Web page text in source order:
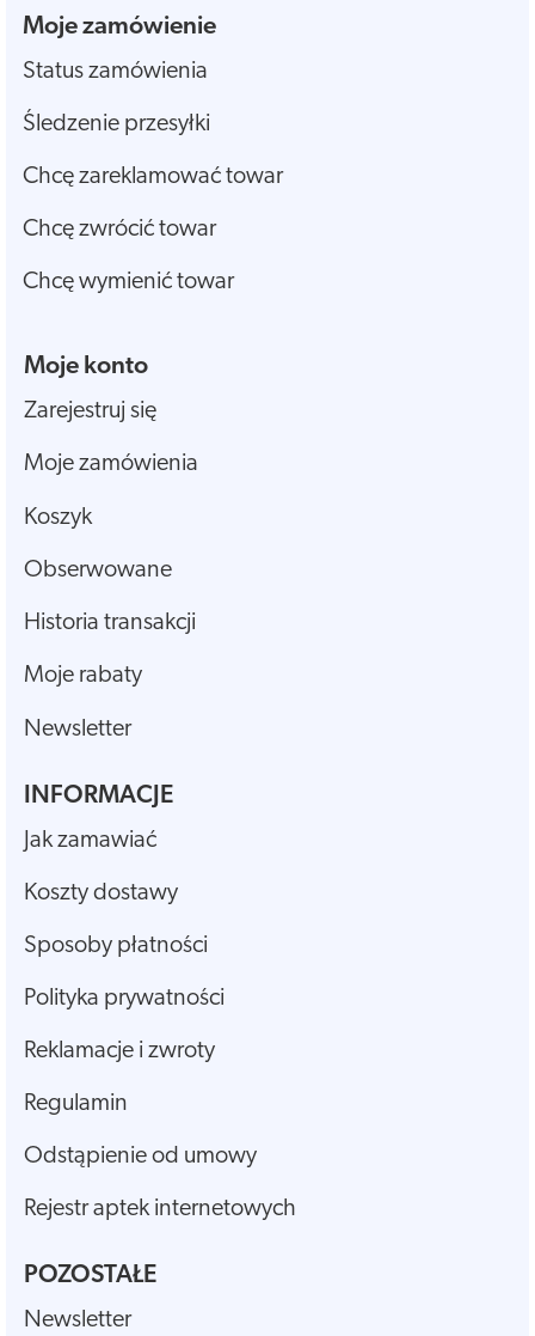
Moje zamówienie
Status zamówienia
Śledzenie przesyłki
Chcę zareklamować towar
Chcę zwrócić towar
Chcę wymienić towar
Moje konto
Zarejestruj się
Moje zamówienia
Koszyk
Obserwowane
Historia transakcji
Moje rabaty
Newsletter
INFORMACJE
Jak zamawiać
Koszty dostawy
Sposoby płatności
Polityka prywatności
Reklamacje i zwroty
Regulamin
Odstąpienie od umowy
Rejestr aptek internetowych
POZOSTAŁE
Newsletter